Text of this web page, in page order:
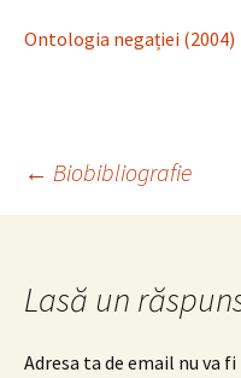
Ontologia negației (2004)
Navigare
articole
← Biobibliografie
Lasă un
Adresa ta de email nu va